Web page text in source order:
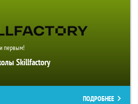
первым!
Skillfactory
ПОДРОБНЕЕ